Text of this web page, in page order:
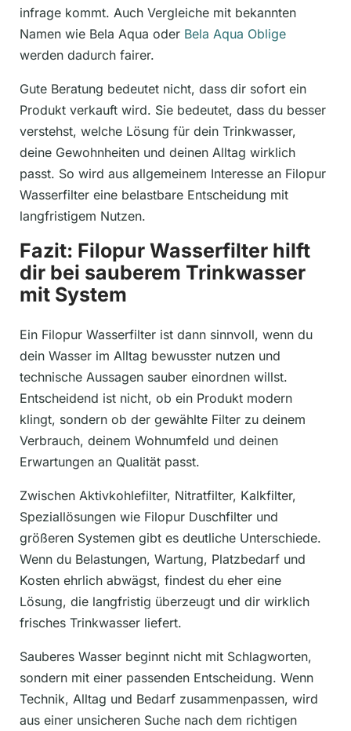
infrage kommt. Auch Vergleiche mit bekannten
Namen wie Bela Aqua oder Bela Aqua Oblige
werden dadurch fairer.
Gute Beratung bedeutet nicht, dass dir sofort ein
Produkt verkauft wird. Sie bedeutet, dass du besser
verstehst, welche Lösung für dein Trinkwasser,
deine Gewohnheiten und deinen Alltag wirklich
passt. So wird aus allgemeinem Interesse an Filopur
Wasserfilter eine belastbare Entscheidung mit
langfristigem Nutzen.
Fazit: Filopur Wasserfilter hilft
dir bei sauberem Trinkwasser
mit System
Ein Filopur Wasserfilter ist dann sinnvoll, wenn du
dein Wasser im Alltag bewusster nutzen und
technische Aussagen sauber einordnen willst.
Entscheidend ist nicht, ob ein Produkt modern
klingt, sondern ob der gewählte Filter zu deinem
Verbrauch, deinem Wohnumfeld und deinen
Erwartungen an Qualität passt.
Zwischen Aktivkohlefilter, Nitratfilter, Kalkfilter,
Speziallösungen wie Filopur Duschfilter und
größeren Systemen gibt es deutliche Unterschiede.
Wenn du Belastungen, Wartung, Platzbedarf und
Kosten ehrlich abwägst, findest du eher eine
Lösung, die langfristig überzeugt und dir wirklich
frisches Trinkwasser liefert.
Sauberes Wasser beginnt nicht mit Schlagworten,
sondern mit einer passenden Entscheidung. Wenn
Technik, Alltag und Bedarf zusammenpassen, wird
aus einer unsicheren Suche nach dem richtigen